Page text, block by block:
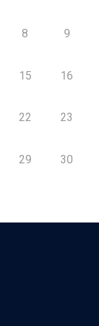
8 9
15 16
22 23
29 30